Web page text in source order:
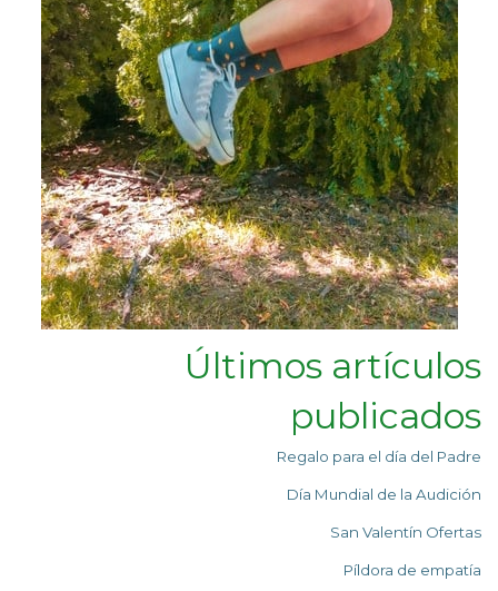
Últimos artículos
publicados
Regalo para el día del Padre
Día Mundial de la Audición
San Valentín Ofertas
Píldora de empatía